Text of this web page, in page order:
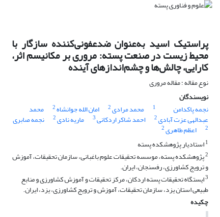
پراستیک اسید به‌عنوان ضدعفونی‌کننده سازگار با
محیط زیست در صنعت پسته: مروری بر مکانیسم اثر،
کارایی، چالش‌ها و چشم‌اندازهای آینده
نوع مقاله : مقاله مروری
نویسندگان
نجمه پاکدامن
1 محمد مرادی2 امان الله جوانشاه2 محمد
عبدالهی عزت آبادی2 احمد شاکر اردکانی3 ماریه نادی2 نجمه صابری
2 اعظم طاهری2
1استادیار پژوهشکده پسته
2پژوهشکده پسته، موسسه تحقیقات علوم باغبانی، سازمان تحقیقات، آموزش
و ترویج کشاورزی، رفسنجان، ایران.
3ایستگاه تحقیقات پسته اردکان، مرکز تحقیقات و آموزش کشاورزی و منابع
طبیعی استان یزد، سازمان تحقیقات، آموزش و ترویج کشاورزی، یزد، ایران.
چکیده